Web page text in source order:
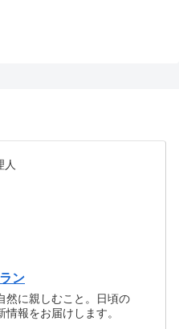
人
ン
然に親しむこと。日頃の
報をお届けします。